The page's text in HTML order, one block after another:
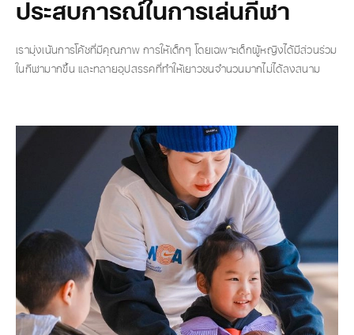
ประสบการณ์ในการเล่นกีฬา
เรามุ่งเน้นการโค้ชที่มีคุณภาพ การให้เด็กๆ โดยเฉพาะเด็กผู้หญิงได้มีส่วนร่วม
ในกีฬามากขึ้น และทลายอุปสรรคที่ทำให้เยาวชนจำนวนมากไม่ได้ลงสนาม